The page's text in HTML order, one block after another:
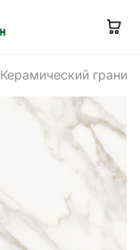
Керамический гранит